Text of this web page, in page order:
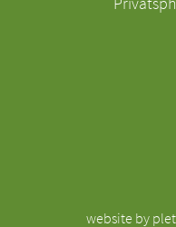
website by